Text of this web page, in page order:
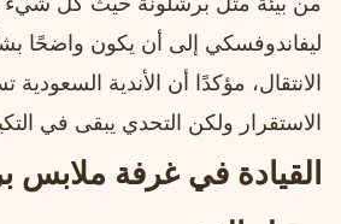
ليفاندوفسكي إلى أن يكون واضحًا
الانتقال، مؤكدًا أن الأندية
الاستقرار ولكن التحدي يبقى في
القيادة في غرفة ملابس